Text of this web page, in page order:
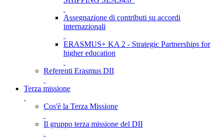
Assegnazione di contributi su accordi
internazionali
ERASMUS+ KA 2 - Strategic Partnerships for
higher education
Referenti Erasmus DII
Terza missione
Cos'è la Terza Missione
Il gruppo terza missione del DII